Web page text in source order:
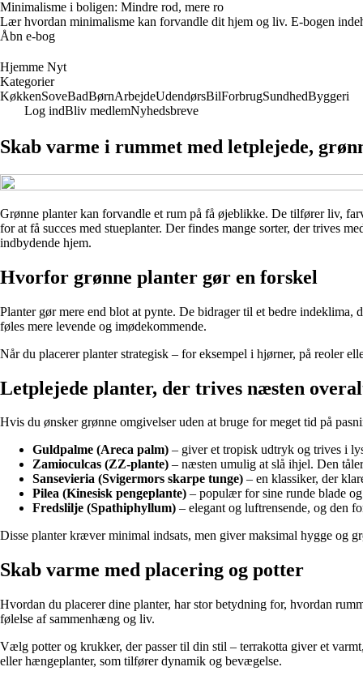
Minimalisme i boligen: Mindre rod, mere ro
Lær hvordan minimalisme kan forvandle dit hjem og liv. E-bogen
Åbn e-bog
Hjemme Nyt
Kategorier
KøkkenSoveBadBørnArbejdeUdendørsBilForbrugSundhedByggeri
Log indBliv medlemNyhedsbreve
Skab varme i rummet med letplejede,
Grønne planter kan forvandle et rum på få øjeblikke. De tilfører liv,
for at få succes med stueplanter. Der findes mange sorter, der trives
indbydende hjem.
Hvorfor grønne planter gør en forskel
Planter gør mere end blot at pynte. De bidrager til et bedre
føles mere levende og imødekommende.
Når du placerer planter strategisk – for eksempel i hjørner, på reoler
Letplejede planter, der trives næsten
Hvis du ønsker grønne omgivelser uden at bruge for meget tid på
Guldpalme (Areca palm) – giver et tropisk udtryk og trives i
Zamioculcas (ZZ-plante) – næsten umulig at slå ihjel. Den
Sansevieria (Svigermors skarpe tunge) – en klassiker, der
Pilea (Kinesisk pengeplante) – populær for sine runde blade
Fredslilje (Spathiphyllum) – elegant og luftrensende, og den
Disse planter kræver minimal indsats, men giver maksimal hygge og
Skab varme med placering og potter
Hvordan du placerer dine planter, har stor betydning for, hvordan
følelse af sammenhæng og liv.
Vælg potter og krukker, der passer til din stil – terrakotta giver et
eller hængeplanter, som tilfører dynamik og bevægelse.